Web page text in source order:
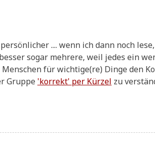
.... wenn ich dann noch
sogar meh­re­re, weil jedes ein
für wichtige(re) Din­ge den
Grup­pe 'kor­rekt' per Kür­zel zu